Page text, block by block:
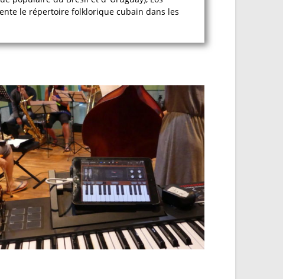
le répertoire folklorique cubain dans les